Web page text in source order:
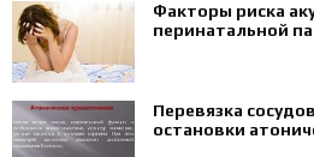
Факторы риска
перинатальной
Перевязка
остановки